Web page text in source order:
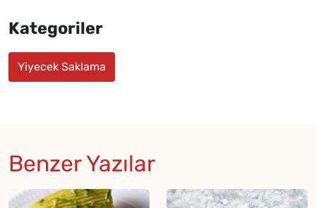
Kategoriler
Yiyecek Saklama
Benzer Yazılar